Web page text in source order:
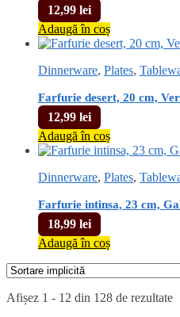
12,99 lei
Adaugă în coș
Dinnerware, Plates,
Farfurie desert, 20 cm,
12,99 lei
Adaugă în coș
Dinnerware, Plates,
Farfurie intinsa, 23 cm,
18,99 lei
Adaugă în coș
Afișez 1 - 12 din 128 de rezultate